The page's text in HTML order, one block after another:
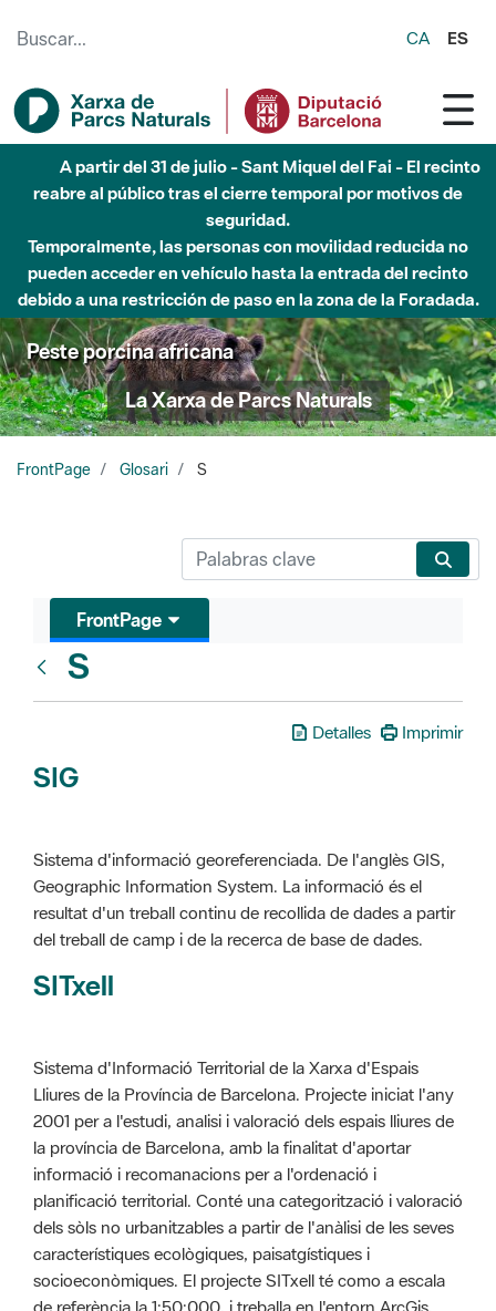
CA ES
A partir del 31 de julio - Sant Miquel del Fai - El recinto
reabre al público tras el cierre temporal por motivos de
seguridad.
Temporalmente, las personas con movilidad reducida no
pueden acceder en vehículo hasta la entrada del recinto
debido a una restricción de paso en la zona de la Foradada.
Peste porcina africana
La Xarxa de Parcs Naturals
FrontPage Glosari S
FrontPage
S
Detalles Imprimir
SIG
Sistema d'informació georeferenciada. De l'anglès GIS,
Geographic Information System. La informació és el
resultat d'un treball continu de recollida de dades a partir
del treball de camp i de la recerca de base de dades.
SITxell
Sistema d'Informació Territorial de la Xarxa d'Espais
Lliures de la Província de Barcelona. Projecte iniciat l'any
2001 per a l'estudi, analisi i valoració dels espais lliures de
la província de Barcelona, amb la finalitat d'aportar
informació i recomanacions per a l'ordenació i
planificació territorial. Conté una categorització i valoració
dels sòls no urbanitzables a partir de l'anàlisi de les seves
característiques ecològiques, paisatgístiques i
socioeconòmiques. El projecte SITxell té como a escala